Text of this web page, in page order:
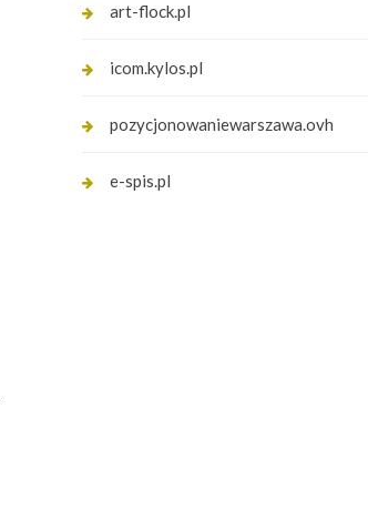
art-flock.pl
icom.kylos.pl
pozycjonowaniewarszawa.ovh
e-spis.pl